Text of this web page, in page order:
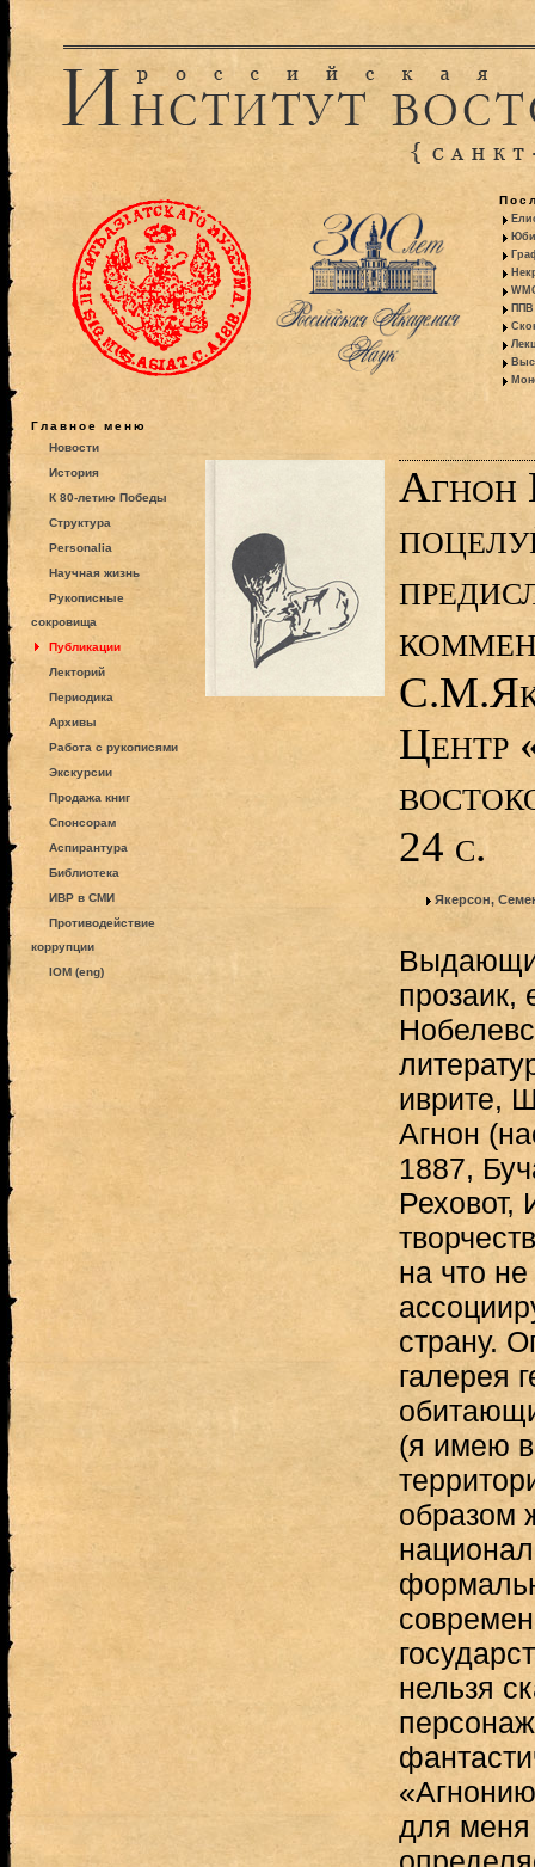
ППВ
Главное меню
Новости
История
К 80-летию Победы
Структура
Personalia
Научная жизнь
Рукописные
сокровища
Публикации
Лекторий
Периодика
Архивы
Работа с рукописями
Экскурсии
Продажа книг
Спонсорам
Аспирантура
Библиотека
ИВР в СМИ
Противодействие
коррупции
IOM (eng)
Центр
24 с.
Якерсон,
прозаик,
иврите,
Агнон
1887,
Реховот,
на что
страну.
галерея
(я имею в
образом
нельзя
для меня